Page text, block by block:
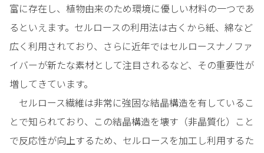
富に存在し、植物由来のため環境に優しい材料の一つであ
るといえます。セルロースの利用法は古くから紙、綿など
広く利用されており、さらに近年ではセルロースナノファ
イバーが新たな素材として注目されるなど、その重要性が
増してきています。
セルロース繊維は非常に強固な結晶構造を有しているこ
とで知られており、この結晶構造を壊す（非晶質化）こと
で反応性が向上するため、セルロースを加工し利用するた